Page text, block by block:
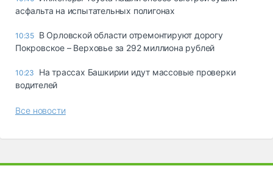
асфальта на испытательных полигонах
10:35 В Орловской области отремонтируют дорогу
Покровское – Верховье за 292 миллиона рублей
10:23
На трассах Башкирии идут массовые проверки
водителей
Все новости